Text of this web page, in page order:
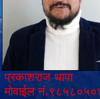
प्रकाशराज थापा
मोवाईल